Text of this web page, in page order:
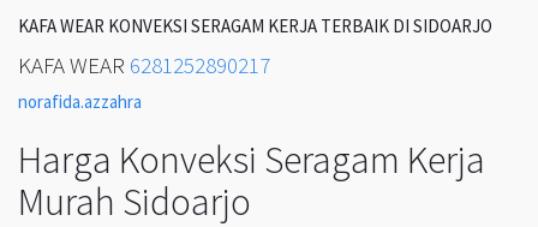
KAFA WEAR KONVEKSI SERAGAM KERJA TERBAIK DI SIDOARJO
KAFA WEAR 6281252890217
norafida.azzahra
Harga Konveksi Seragam Kerja
Murah Sidoarjo